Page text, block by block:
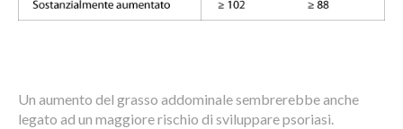
Un aumento del grasso addominale sembrerebbe anche
legato ad un maggiore rischio di sviluppare psoriasi.